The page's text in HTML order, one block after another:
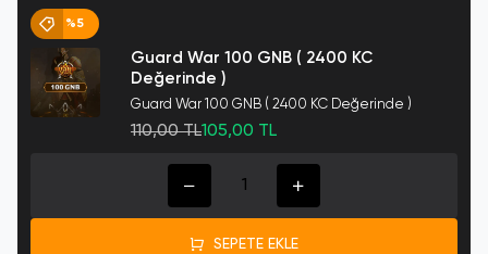
%5
Guard War 100 GNB ( 2400 KC
Değerinde )
Guard War 100 GNB ( 2400 KC Değerinde )
110,00 TL105,00 TL
SEPETE EKLE